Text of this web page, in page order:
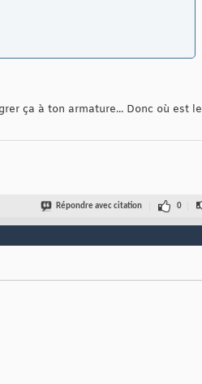
ça à ton armature... Donc où est le
Répondre avec citation 0